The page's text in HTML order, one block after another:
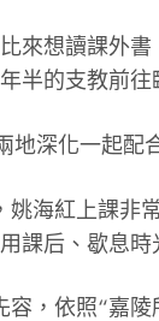
來想讀課外
半的支教前
地深化一起配
海紅上課非
課后、歇息
，依照“嘉